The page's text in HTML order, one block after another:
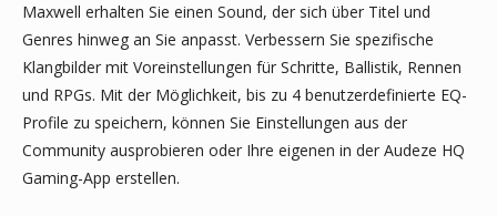
Maxwell erhalten Sie einen Sound, der sich über Titel und
Genres hinweg an Sie anpasst. Verbessern Sie spezifische
Klangbilder mit Voreinstellungen für Schritte, Ballistik, Rennen
und RPGs. Mit der Möglichkeit, bis zu 4 benutzerdefinierte EQ-
Profile zu speichern, können Sie Einstellungen aus der
Community ausprobieren oder Ihre eigenen in der Audeze HQ
Gaming-App erstellen.